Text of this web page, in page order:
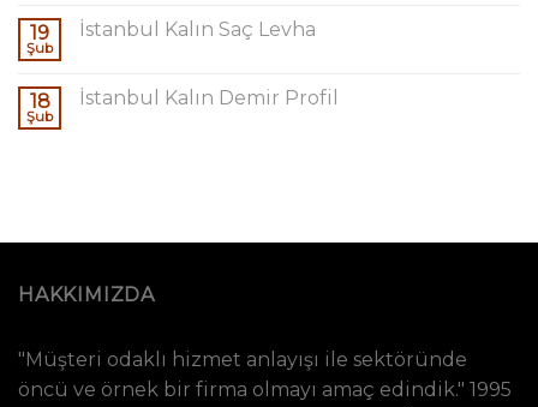
19
Şub
İstanbul Kalın Saç Levha
18
Şub
İstanbul Kalın Demir Profil
HAKKIMIZDA
"Müşteri odaklı hizmet anlayışı ile sektöründe
öncü ve örnek bir firma olmayı amaç edindik." 1995